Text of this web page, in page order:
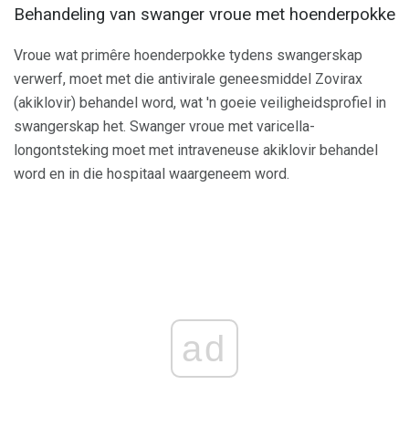
Behandeling van swanger vroue met hoenderpokke
Vroue wat primêre hoenderpokke tydens swangerskap
verwerf, moet met die antivirale geneesmiddel Zovirax
(akiklovir) behandel word, wat 'n goeie veiligheidsprofiel in
swangerskap het. Swanger vroue met varicella-
longontsteking moet met intraveneuse akiklovir behandel
word en in die hospitaal waargeneem word.
ad